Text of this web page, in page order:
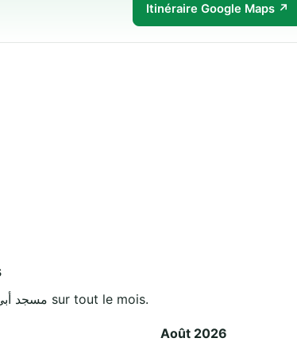
Itinéraire Google Maps ↗
Horaires officiels de مسجد أبي بكر الصديق - الكدية sur tout le mois.
Août 2026